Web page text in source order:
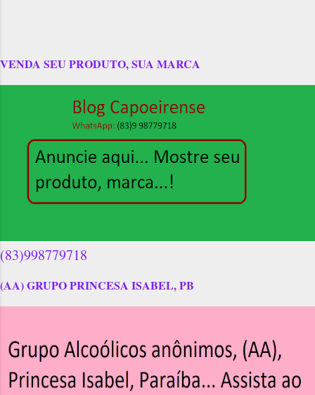
VENDA SEU PRODUTO, SUA MARCA
(83)998779718
(AA) GRUPO PRINCESA ISABEL, PB